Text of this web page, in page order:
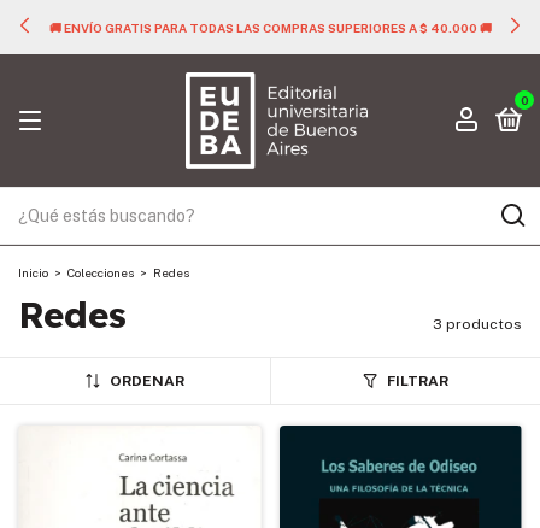
🚚 ENVÍO GRATIS PARA TODAS LAS COMPRAS SUPERIORES A $ 40.000 🚚
0
Inicio > Colecciones > Redes
Redes 3 productos
ORDENAR FILTRAR